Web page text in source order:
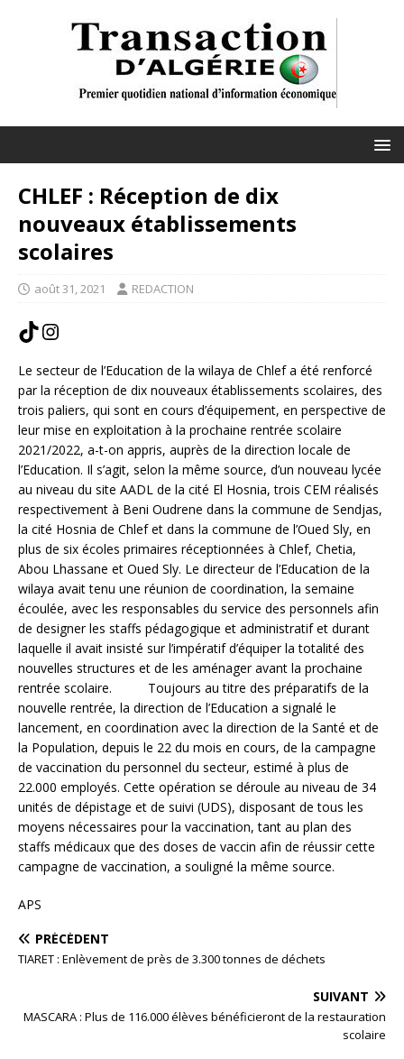
CHLEF : Réception de dix
nouveaux établissements
scolaires
août 31, 2021 REDACTION
Le secteur de l’Education de la wilaya de Chlef a été renforcé
par la réception de dix nouveaux établissements scolaires, des
trois paliers, qui sont en cours d’équipement, en perspective de
leur mise en exploitation à la prochaine rentrée scolaire
2021/2022, a-t-on appris, auprès de la direction locale de
l’Education. Il s’agit, selon la même source, d’un nouveau lycée
au niveau du site AADL de la cité El Hosnia, trois CEM réalisés
respectivement à Beni Oudrene dans la commune de Sendjas,
la cité Hosnia de Chlef et dans la commune de l’Oued Sly, en
plus de six écoles primaires réceptionnées à Chlef, Chetia,
Abou Lhassane et Oued Sly. Le directeur de l’Education de la
wilaya avait tenu une réunion de coordination, la semaine
écoulée, avec les responsables du service des personnels afin
de designer les staffs pédagogique et administratif et durant
laquelle il avait insisté sur l’impératif d’équiper la totalité des
nouvelles structures et de les aménager avant la prochaine
rentrée scolaire. Toujours au titre des préparatifs de la
nouvelle rentrée, la direction de l’Education a signalé le
lancement, en coordination avec la direction de la Santé et de
la Population, depuis le 22 du mois en cours, de la campagne
de vaccination du personnel du secteur, estimé à plus de
22.000 employés. Cette opération se déroule au niveau de 34
unités de dépistage et de suivi (UDS), disposant de tous les
moyens nécessaires pour la vaccination, tant au plan des
staffs médicaux que des doses de vaccin afin de réussir cette
campagne de vaccination, a souligné la même source.
APS
PRÉCÉDENT
TIARET : Enlèvement de près de 3.300 tonnes de déchets
SUIVANT
MASCARA : Plus de 116.000 élèves bénéficieront de la restauration
scolaire